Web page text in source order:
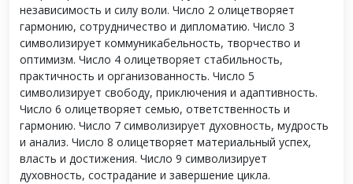
независимость и силу воли. Число 2 олицетворяет
гармонию, сотрудничество и дипломатию. Число 3
символизирует коммуникабельность, творчество и
оптимизм. Число 4 олицетворяет стабильность,
практичность и организованность. Число 5
символизирует свободу, приключения и адаптивность.
Число 6 олицетворяет семью, ответственность и
гармонию. Число 7 символизирует духовность, мудрость
и анализ. Число 8 олицетворяет материальный успех,
власть и достижения. Число 9 символизирует
духовность, сострадание и завершение цикла.